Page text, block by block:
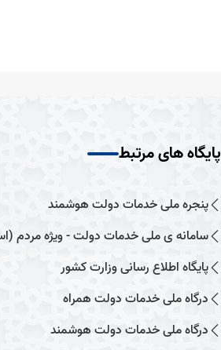
پایگاه های مرتبط
پنجره ملی خدمات دولت هوشمند
سامانه ی ملی خدمات دولت - ویژه مردم
پایگاه اطلاع رسانی وزارت کشور
درگاه ملی خدمات دولت همراه
درگاه ملی خدمات دولت هوشمند